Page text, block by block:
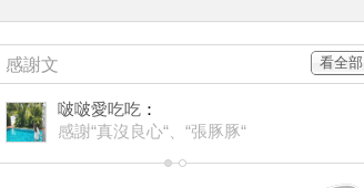
感謝文 看全部
啵啵愛吃吃 ：
感謝“真沒良心“、“張豚豚“